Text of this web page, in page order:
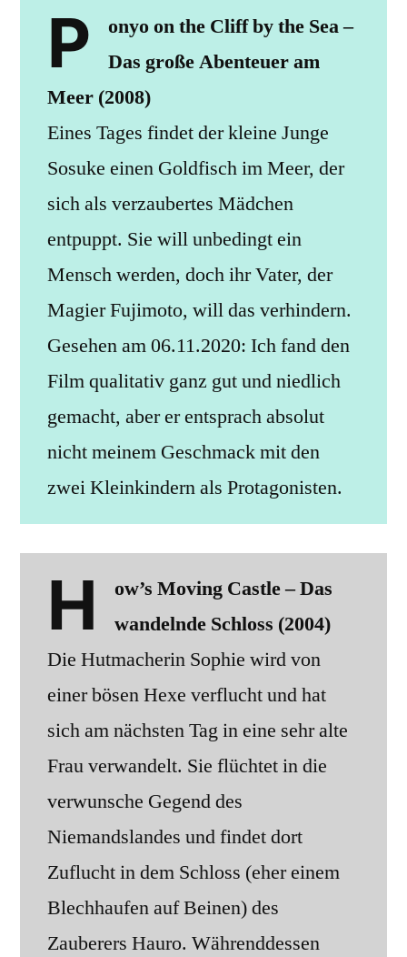
P
onyo on the Cliff by the Sea –
Das große Abenteuer am
Meer (2008)
Eines Tages findet der kleine Junge
Sosuke einen Goldfisch im Meer, der
sich als verzaubertes Mädchen
entpuppt. Sie will unbedingt ein
Mensch werden, doch ihr Vater, der
Magier Fujimoto, will das verhindern.
Gesehen am 06.11.2020: Ich fand den
Film qualitativ ganz gut und niedlich
gemacht, aber er entsprach absolut
nicht meinem Geschmack mit den
zwei Kleinkindern als Protagonisten.
H
ow’s Moving Castle – Das
wandelnde Schloss (2004)
Die Hutmacherin Sophie wird von
einer bösen Hexe verflucht und hat
sich am nächsten Tag in eine sehr alte
Frau verwandelt. Sie flüchtet in die
verwunsche Gegend des
Niemandslandes und findet dort
Zuflucht in dem Schloss (eher einem
Blechhaufen auf Beinen) des
Zauberers Hauro. Währenddessen